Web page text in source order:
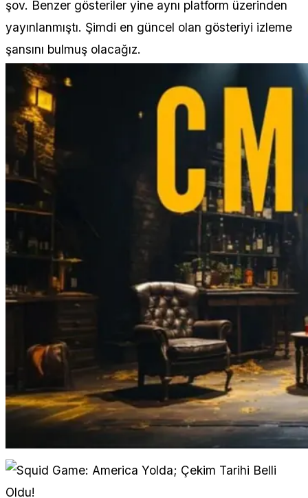
şov. Benzer gösteriler yine aynı platform üzerinden
yayınlanmıştı. Şimdi en güncel olan gösteriyi izleme
şansını bulmuş olacağız.